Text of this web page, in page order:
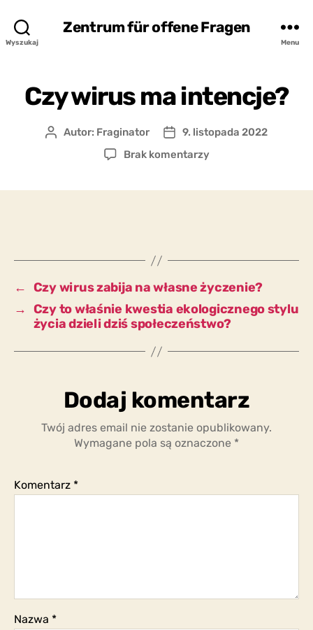
Wyszukaj
Zentrum für offene Fragen
Menu
Czy wirus ma intencje?
AutorAutor: Fraginator
Data
wpisu
9. listopada 2022
Brak komentarzydo
← Czy wirus zabija na własne życzenie?
→ Czy to właśnie kwestia ekologicznego stylu
życia dzieli dziś społeczeństwo?
Dodaj komentarz
Twój adres email nie zostanie opublikowany.
Wymagane pola są oznaczone *
Komentarz *
Nazwa *